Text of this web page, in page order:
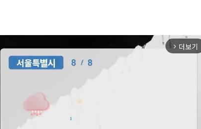
arrow_forward_ios 더보기